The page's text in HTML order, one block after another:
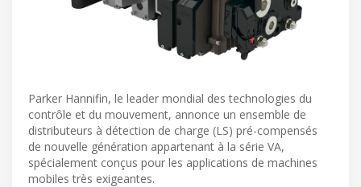
Parker Hannifin, le leader mondial des technologies du
contrôle et du mouvement, annonce un ensemble de
distributeurs à détection de charge (LS) pré-compensés
de nouvelle génération appartenant à la série VA,
spécialement conçus pour les applications de machines
mobiles très exigeantes.